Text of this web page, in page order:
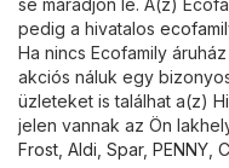
se maradjon le. A(z)
pedig a hivatalos
Ha nincs Ecofamily
akciós náluk egy
üzleteket is találhat a(z)
jelen vannak az Ön
Frost Aldi Spar, PENNY